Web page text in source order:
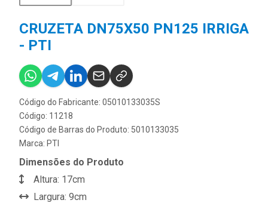
CRUZETA DN75X50 PN125 IRRIGA
- PTI
Código do Fabricante: 05010133035S
Código: 11218
Código de Barras do Produto: 5010133035
Marca: PTI
Dimensões do Produto
Altura: 17cm
Largura: 9cm